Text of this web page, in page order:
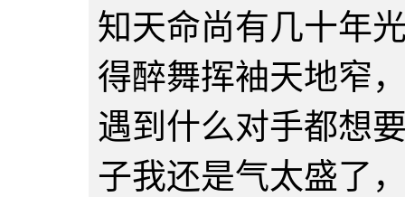
知天命尚有几十年
得醉舞挥袖天地窄
遇到什么对手都想
子我还是气太盛了